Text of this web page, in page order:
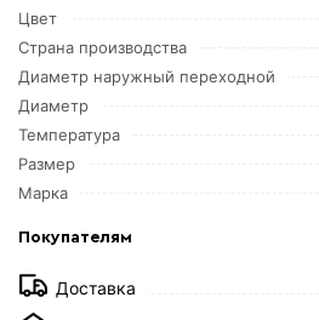
Цвет
Страна производства
Диаметр наружный переходной
Диаметр
Температура
Размер
Марка
Покупателям
Доставка